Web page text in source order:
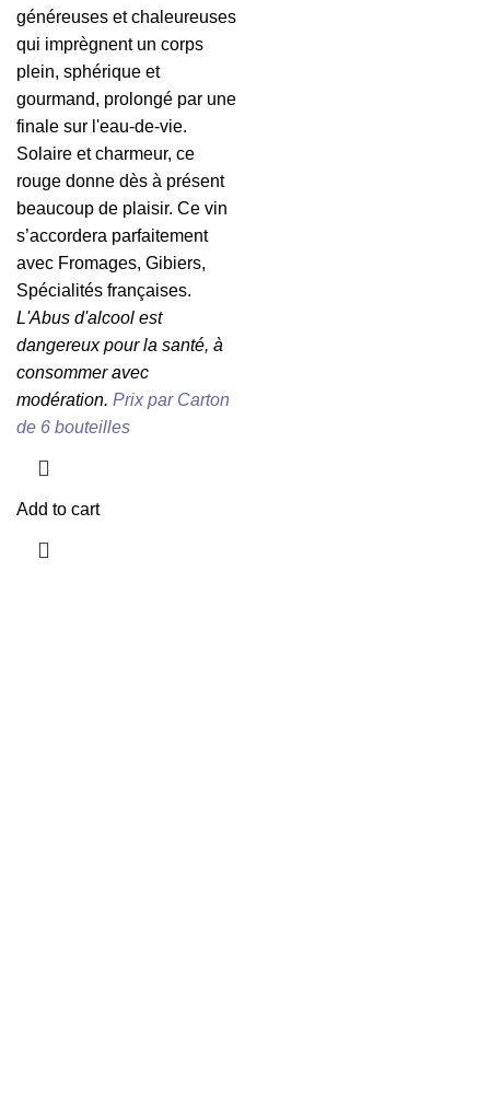
généreuses et chaleureuses
qui imprègnent un corps
plein, sphérique et
gourmand, prolongé par une
finale sur l'eau-de-vie.
Solaire et charmeur, ce
rouge donne dès à présent
beaucoup de plaisir. Ce vin
s’accordera parfaitement
avec Fromages, Gibiers,
Spécialités françaises.
L'Abus d'alcool est
dangereux pour la santé, à
consommer avec
modération. Prix par Carton
de 6 bouteilles
Add to cart